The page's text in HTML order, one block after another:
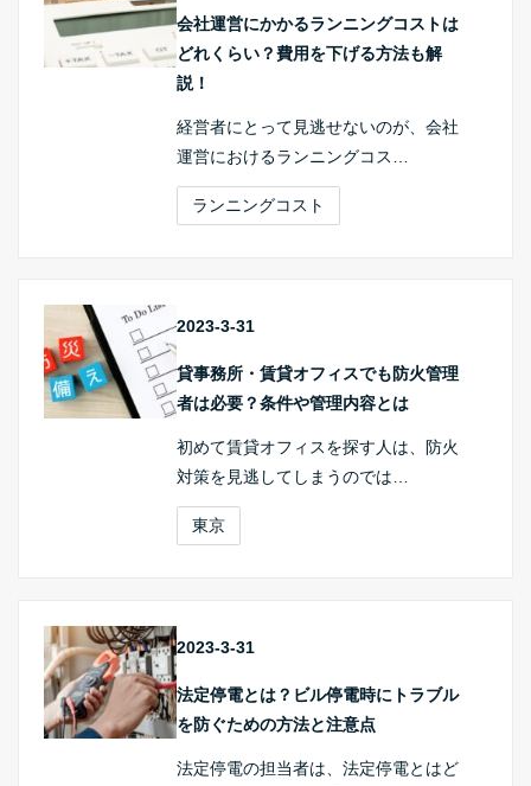
会社運営にかかるランニングコストは
どれくらい？費用を下げる方法も解
説！
経営者にとって見逃せないのが、会社
運営におけるランニングコス…
ランニングコスト
2023-3-31
貸事務所・賃貸オフィスでも防火管理
者は必要？条件や管理内容とは
初めて賃貸オフィスを探す人は、防火
対策を見逃してしまうのでは…
東京
2023-3-31
法定停電とは？ビル停電時にトラブル
を防ぐための方法と注意点
法定停電の担当者は、法定停電とはど